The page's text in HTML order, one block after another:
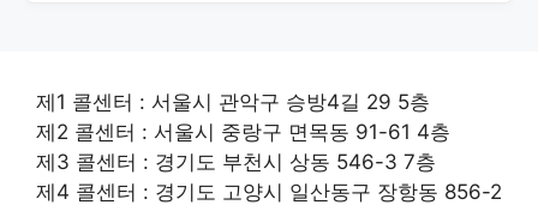
제1 콜센터 : 서울시 관악구 승방4길 29 5층
제2 콜센터 : 서울시 중랑구 면목동 91-61 4층
제3 콜센터 : 경기도 부천시 상동 546-3 7층
제4 콜센터 : 경기도 고양시 일산동구 장항동 856-2